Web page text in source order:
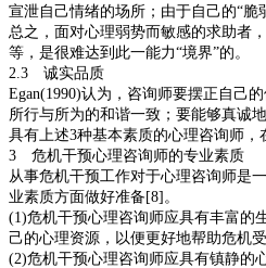
宣泄自己情绪的场所；由于自己的“脆
总之，面对心理弱势而敏感的求助者
等，是很难达到此一能力“境界”的。
2.3 诚实品质
Egan(1990)认为，咨询师要摆正自己
所行与所为的和谐一致；要能够真诚
具有上述3种基本素质的心理咨询师
3 危机干预心理咨询师的专业素质
从事危机干预工作对于心理咨询师是
业素质方面做好准备[8]。
(1)危机干预心理咨询师应具有丰富的
己的心理资源，以便更好地帮助危机受
(2)危机干预心理咨询师应具有镇静的